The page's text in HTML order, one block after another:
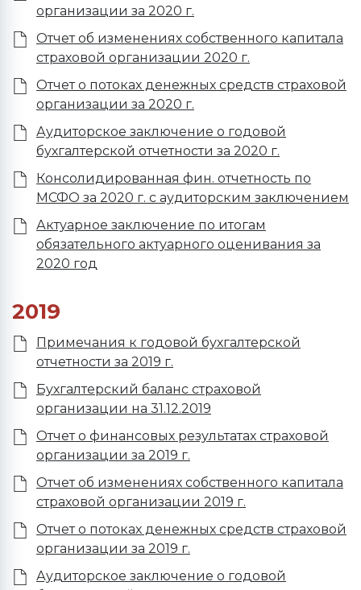
организации за 2020 г.
Отчет об изменениях собственного капитала
страховой организации 2020 г.
Отчет о потоках денежных средств страховой
организации за 2020 г.
Аудиторское заключение о годовой
бухгалтерской отчетности за 2020 г.
Консолидированная фин. отчетность по
МСФО за 2020 г. с аудиторским заключением
Актуарное заключение по итогам
обязательного актуарного оценивания за
2020 год
2019
Примечания к годовой бухгалтерской
отчетности за 2019 г.
Бухгалтерский баланс страховой
организации на 31.12.2019
Отчет о финансовых результатах страховой
организации за 2019 г.
Отчет об изменениях собственного капитала
страховой организации 2019 г.
Отчет о потоках денежных средств страховой
организации за 2019 г.
Аудиторское заключение о годовой